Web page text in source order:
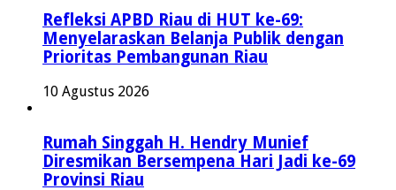
Refleksi APBD Riau di HUT ke-69:
Menyelaraskan Belanja Publik dengan
Prioritas Pembangunan Riau
10 Agustus 2026
Rumah Singgah H. Hendry Munief
Diresmikan Bersempena Hari Jadi ke-69
Provinsi Riau